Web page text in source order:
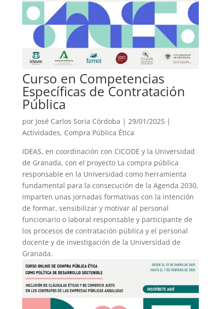
Curso en Competencias
Específicas de Contratación
Pública
por José Carlos Soria Córdoba | 29/01/2025 |
Actividades, Compra Pública Ética
IDEAS, en coordinación con CICODE y la Universidad
de Granada, con el proyecto La compra pública
responsable en la Universidad como herramienta
fundamental para la consecución de la Agenda 2030,
imparten unas jornadas formativas con la intención
de formar, sensibilizar y motivar al personal
funcionario o laboral responsable y participante de
los procesos de contratación pública y el personal
docente y de investigación de la Universidad de
Granada.